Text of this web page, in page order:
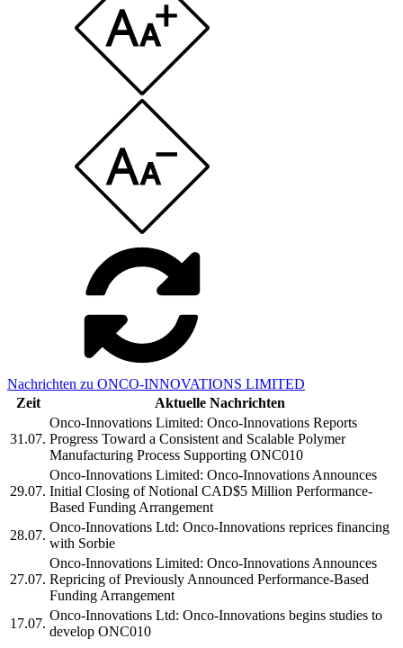
Nachrichten zu ONCO-INNOVATIONS LIMITED
Zeit
Aktuelle Nachrichten
31.07.
Onco-Innovations Limited: Onco-Innovations Reports
Progress Toward a Consistent and Scalable Polymer
Manufacturing Process Supporting ONC010
29.07.
Onco-Innovations Limited: Onco-Innovations Announces
Initial Closing of Notional CAD$5 Million Performance-
Based Funding Arrangement
28.07.
Onco-Innovations Ltd: Onco-Innovations reprices financing
with Sorbie
27.07.
Onco-Innovations Limited: Onco-Innovations Announces
Repricing of Previously Announced Performance-Based
Funding Arrangement
17.07.
Onco-Innovations Ltd: Onco-Innovations begins studies to
develop ONC010